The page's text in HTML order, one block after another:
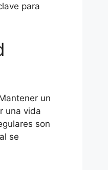
para
un
una vida
son
se